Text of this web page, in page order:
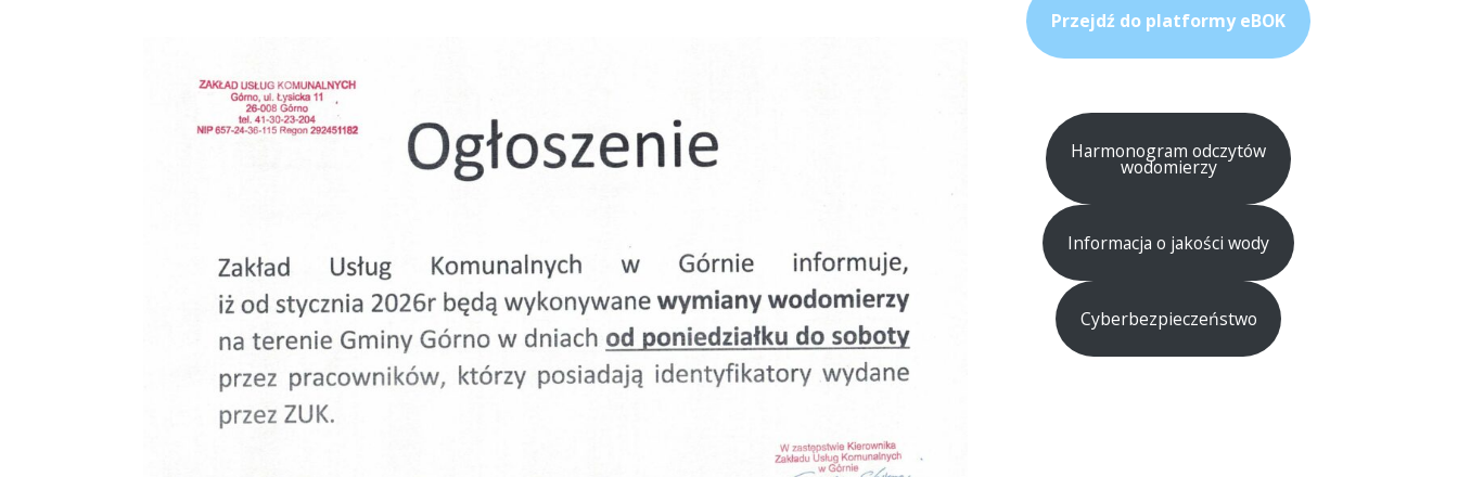
Przejdź do platformy eBOK
Harmonogram odczytów
wodomierzy
Informacja o jakości wody
Cyberbezpieczeństwo